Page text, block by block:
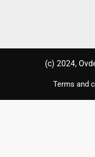
(с) 2024,
Terms and